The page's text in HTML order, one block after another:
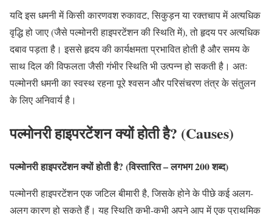
यदि इस धमनी में किसी कारणवश रुकावट, सिकुड़न या रक्तचाप में अत्यधिक
वृद्धि हो जाए (जैसे पल्मोनरी हाइपरटेंशन की स्थिति में), तो हृदय पर अत्यधिक
दबाव पड़ता है। इससे हृदय की कार्यक्षमता प्रभावित होती है और समय के
साथ दिल की विफलता जैसी गंभीर स्थिति भी उत्पन्न हो सकती है। अतः
पल्मोनरी धमनी का स्वस्थ रहना पूरे श्वसन और परिसंचरण तंत्र के संतुलन
के लिए अनिवार्य है।
पल्मोनरी हाइपरटेंशन क्यों होती है? (Causes)
पल्मोनरी हाइपरटेंशन क्यों होती है? (विस्तारित – लगभग 200 शब्द)
पल्मोनरी हाइपरटेंशन एक जटिल बीमारी है, जिसके होने के पीछे कई अलग-
अलग कारण हो सकते हैं। यह स्थिति कभी-कभी अपने आप में एक प्राथमिक